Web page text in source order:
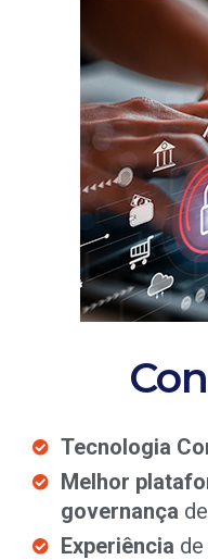
Tecnologia
Melhor
governança
Experiência